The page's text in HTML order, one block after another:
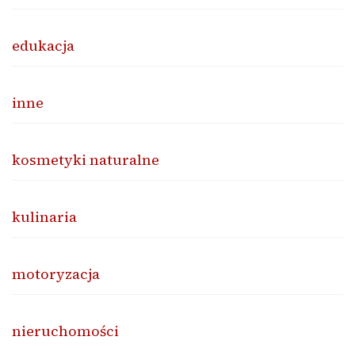
edukacja
inne
kosmetyki naturalne
kulinaria
motoryzacja
nieruchomości